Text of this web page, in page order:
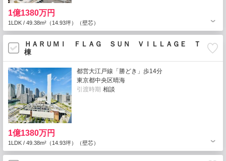
1億1380万円
1LDK / 49.38m²（14.93坪）（壁芯）
ＨＡＲＵＭＩ ＦＬＡＧ ＳＵＮ ＶＩＬＬＡＧＥ Ｔ
棟
都営大江戸線「勝どき」歩14分
東京都中央区晴海
引渡時期 相談
1億1380万円
1LDK / 49.38m²（14.93坪）（壁芯）